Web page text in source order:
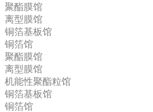
聚酯膜馆
离型膜馆
铜箔基板馆
铜箔馆
聚酯膜馆
离型膜馆
机能性聚酯粒馆
铜箔基板馆
铜箔馆